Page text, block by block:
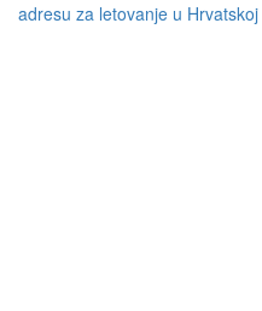
adresu za letovanje u